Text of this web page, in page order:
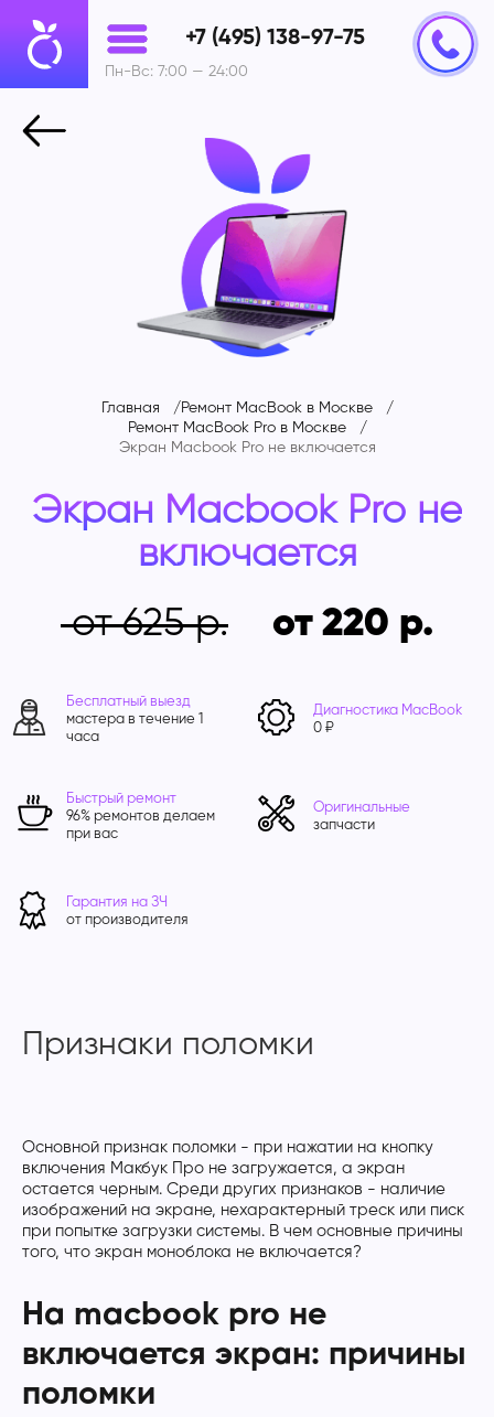
+7 (495) 138-97-75
Пн-Вс: 7:00 — 24:00
Главная
Ремонт MacBook в Москве
Ремонт MacBook Pro в Москве
Экран Macbook Pro не включается
Экран Macbook Pro не
включается
от 625
от 220
Бесплатный выезд
мастера в течение 1
часа
Диагностика MacBook
0 ₽
Быстрый ремонт
96% ремонтов делаем
при вас
Оригинальные
запчасти
Гарантия на ЗЧ
от производителя
Признаки поломки
Основной признак поломки - при нажатии на кнопку
включения Макбук Про не загружается, а экран
остается черным. Среди других признаков - наличие
изображений на экране, нехарактерный треск или писк
при попытке загрузки системы. В чем основные причины
того, что экран моноблока не включается?
На macbook pro не
включается экран: причины
поломки